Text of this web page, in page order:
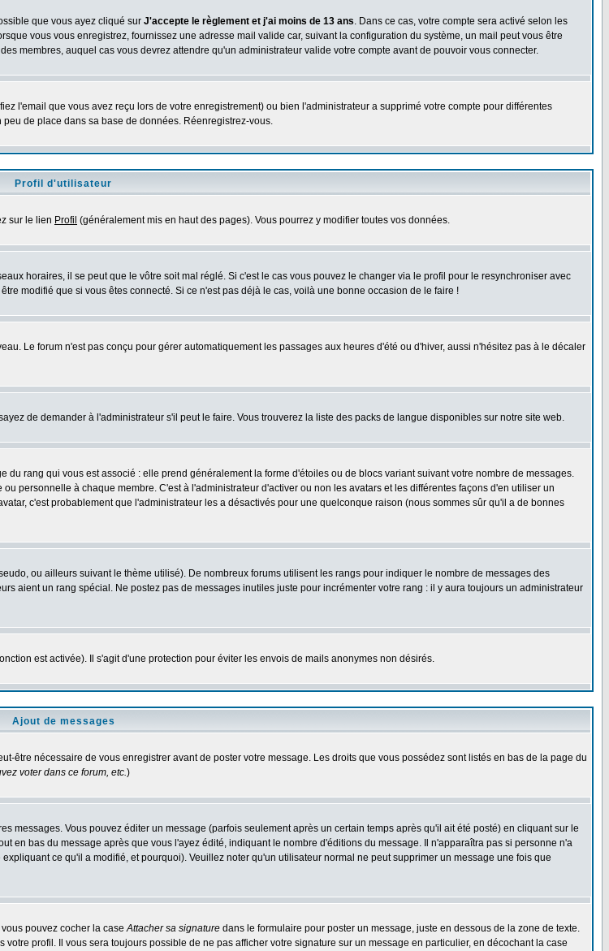
que vous ayez cliqué sur J'accepte le règlement et j'ai moins de 13 ans. Dans ce cas, votre compte sera activé selon les
vous vous enregistrez, fournissez une adresse mail valide car, suivant la configuration du système, un mail peut vous être
membres, auquel cas vous devrez attendre qu'un administrateur valide votre compte avant de pouvoir vous connecter.
l'email que vous avez reçu lors de votre enregistrement) ou bien l'administrateur a supprimé votre compte pour différentes
de place dans sa base de données. Réenregistrez-vous.
Profil d'utilisateur
sur le lien Profil (généralement mis en haut des pages). Vous pourrez y modifier toutes vos données.
horaires, il se peut que le vôtre soit mal réglé. Si c'est le cas vous pouvez le changer via le profil pour le resynchroniser avec
modifié que si vous êtes connecté. Si ce n'est pas déjà le cas, voilà une bonne occasion de le faire !
Le forum n'est pas conçu pour gérer automatiquement les passages aux heures d'été ou d'hiver, aussi n'hésitez pas à le décaler
de demander à l'administrateur s'il peut le faire. Vous trouverez la liste des packs de langue disponibles sur notre site web.
du rang qui vous est associé : elle prend généralement la forme d'étoiles ou de blocs variant suivant votre nombre de messages.
personnelle à chaque membre. C'est à l'administrateur d'activer ou non les avatars et les différentes façons d'en utiliser un
c'est probablement que l'administrateur les a désactivés pour une quelconque raison (nous sommes sûr qu'il a de bonnes
ou ailleurs suivant le thème utilisé). De nombreux forums utilisent les rangs pour indiquer le nombre de messages des
aient un rang spécial. Ne postez pas de messages inutiles juste pour incrémenter votre rang : il y aura toujours un administrateur
est activée). Il s'agit d'une protection pour éviter les envois de mails anonymes non désirés.
Ajout de messages
être nécessaire de vous enregistrer avant de poster votre message. Les droits que vous possédez sont listés en bas de la page du
voter dans ce forum, etc.)
messages. Vous pouvez éditer un message (parfois seulement après un certain temps après qu'il ait été posté) en cliquant sur le
en bas du message après que vous l'ayez édité, indiquant le nombre d'éditions du message. Il n'apparaîtra pas si personne n'a
ce qu'il a modifié, et pourquoi). Veuillez noter qu'un utilisateur normal ne peut supprimer un message une fois que
pouvez cocher la caseAttacher sa signature dans le formulaire pour poster un message, juste en dessous de la zone de texte.
profil. Il vous sera toujours possible de ne pas afficher votre signature sur un message en particulier, en décochant la case